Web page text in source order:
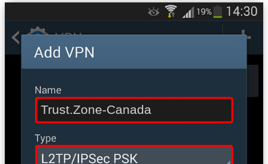
Trust.Zone-Canada